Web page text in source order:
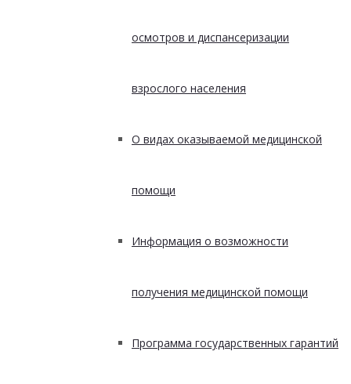
осмотров и диспансеризации
взрослого населения
О видах оказываемой медицинской
помощи
Информация о возможности
получения медицинской помощи
Программа государственных гарантий